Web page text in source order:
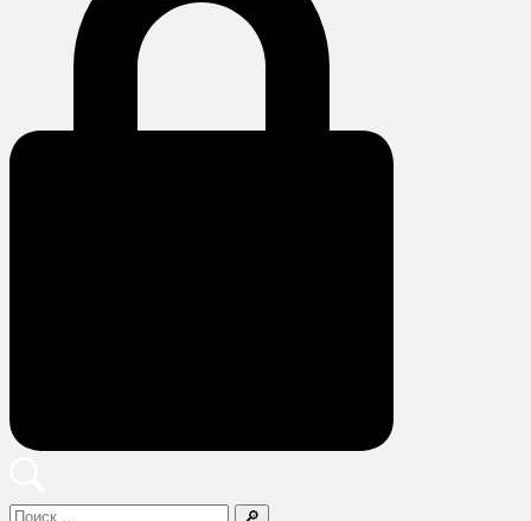
Поиск